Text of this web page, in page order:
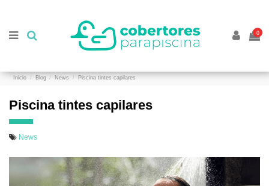
0
Inicio Blog News Piscina tintes capilares
Piscina tintes capilares
News